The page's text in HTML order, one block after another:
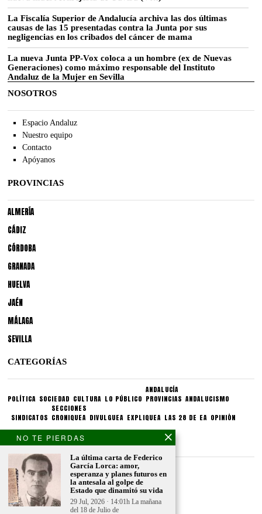
La Fiscalía Superior de Andalucía archiva las dos últimas
causas de las 15 presentadas contra la Junta por sus
negligencias en los cribados del cáncer de mama
La nueva Junta PP-Vox coloca a un hombre (ex de Nuevas
Generaciones) como máximo responsable del Instituto
Andaluz de la Mujer en Sevilla
NOSOTROS
Espacio Andaluz
Nuestro equipo
Contacto
Apóyanos
PROVINCIAS
ALMERÍA
CÁDIZ
CÓRDOBA
GRANADA
HUELVA
JAÉN
MÁLAGA
SEVILLA
CATEGORÍAS
POLÍTICA SOCIEDAD CULTURA LO PÚBLICO
ANDALUCÍA
PROVINCIAS ANDALUCISMO
SINDICATOS
SECCIONES
CRONIQUEA DIVULGUEA EXPLIQUEA LAS 28 DE EA OPINIÓN
CONDICIONES LEGALES
Aviso legal
Politica de privacidad
Politica de condiciones
NO TE PIERDAS
La última carta de Federico
García Lorca: amor,
esperanza y planes futuros en
la antesala al golpe de
Estado que dinamitó su vida
29 Jul, 2026 · 14:01h La mañana
del 18 de Julio de